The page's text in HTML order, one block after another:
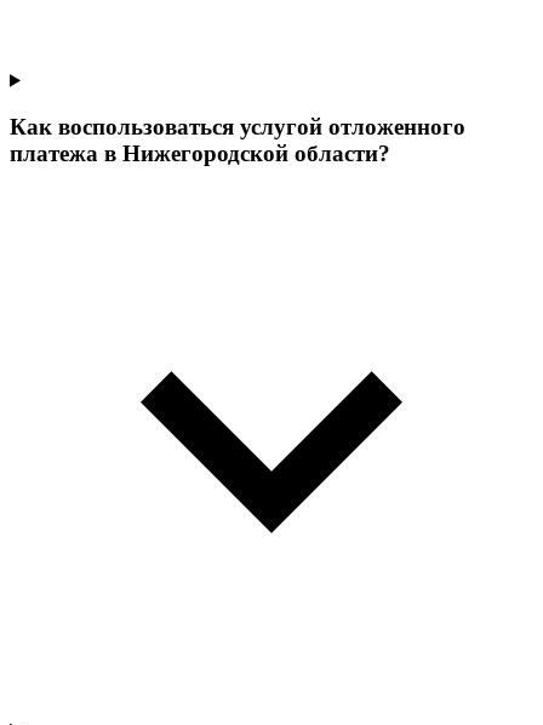
Как воспользоваться услугой отложенного
платежа в Нижегородской области?